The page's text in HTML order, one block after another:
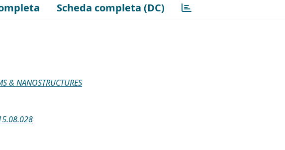
Scheda completa (DC)
& NANOSTRUCTURES